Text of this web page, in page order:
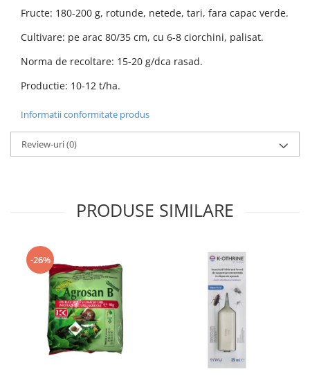
Fructe: 180-200 g, rotunde, netede, tari, fara capac verde.
Cultivare: pe arac 80/35 cm, cu 6-8 ciorchini, palisat.
Norma de recoltare: 15-20 g/dca rasad.
Productie: 10-12 t/ha.
Informatii conformitate produs
Review-uri(0)
PRODUSE SIMILARE
-26%